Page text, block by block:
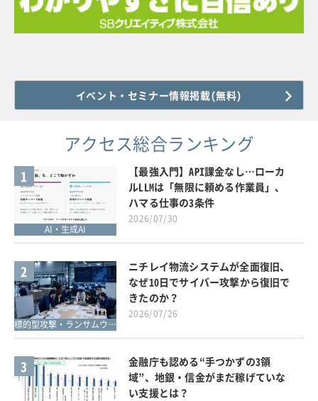
イベント・セミナー情報掲載(無料)
アクセス総合ランキング
1
AI・生成AI
【最強入門】API課金なし…ローカ
ルLLMは「無限に頼める作業員」、
ハマる仕事の3条件
2026/07/30
2
標的型攻撃・ランサムウェア対策
ニチレイ物流システムが全面復旧、
なぜ10日でサイバー攻撃から復旧で
きたのか？
2026/07/26
3
金融庁も認める“手つかずの3領
域”、地銀・信金がまだ稼げていな
い支援とは？